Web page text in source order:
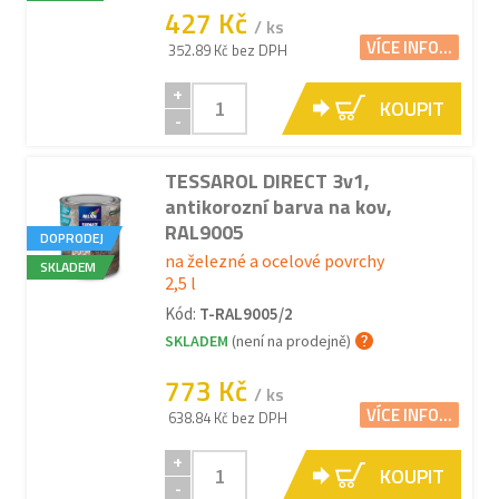
427 Kč / ks
352.89 Kč bez DPH VÍCE INFO...
+
-
KOUPIT
DOPRODEJ
SKLADEM
TESSAROL DIRECT 3v1,
antikorozní barva na kov,
RAL9005
na železné a ocelové povrchy
2,5 l
Kód: T-RAL9005/2
SKLADEM (není na prodejně)
773 Kč / ks
638.84 Kč bez DPH VÍCE INFO...
+
-
KOUPIT